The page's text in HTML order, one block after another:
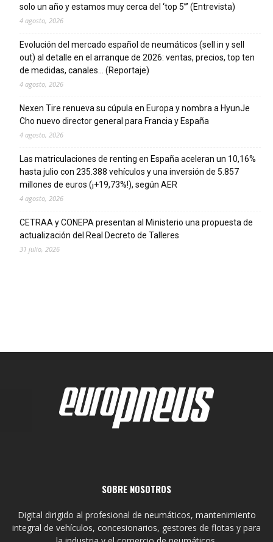
solo un año y estamos muy cerca del ‘top 5’” (Entrevista)
4 agosto, 2026
Evolución del mercado español de neumáticos (sell in y sell
out) al detalle en el arranque de 2026: ventas, precios, top ten
de medidas, canales… (Reportaje)
4 agosto, 2026
Nexen Tire renueva su cúpula en Europa y nombra a HyunJe
Cho nuevo director general para Francia y España
4 agosto, 2026
Las matriculaciones de renting en España aceleran un 10,16%
hasta julio con 235.388 vehículos y una inversión de 5.857
millones de euros (¡+19,73%!), según AER
4 agosto, 2026
CETRAA y CONEPA presentan al Ministerio una propuesta de
actualización del Real Decreto de Talleres
31 julio, 2026
SOBRE NOSOTROS
Digital dirigido al profesional de neumáticos, mantenimiento
integral de vehículos, concesionarios, gestores de flotas y para